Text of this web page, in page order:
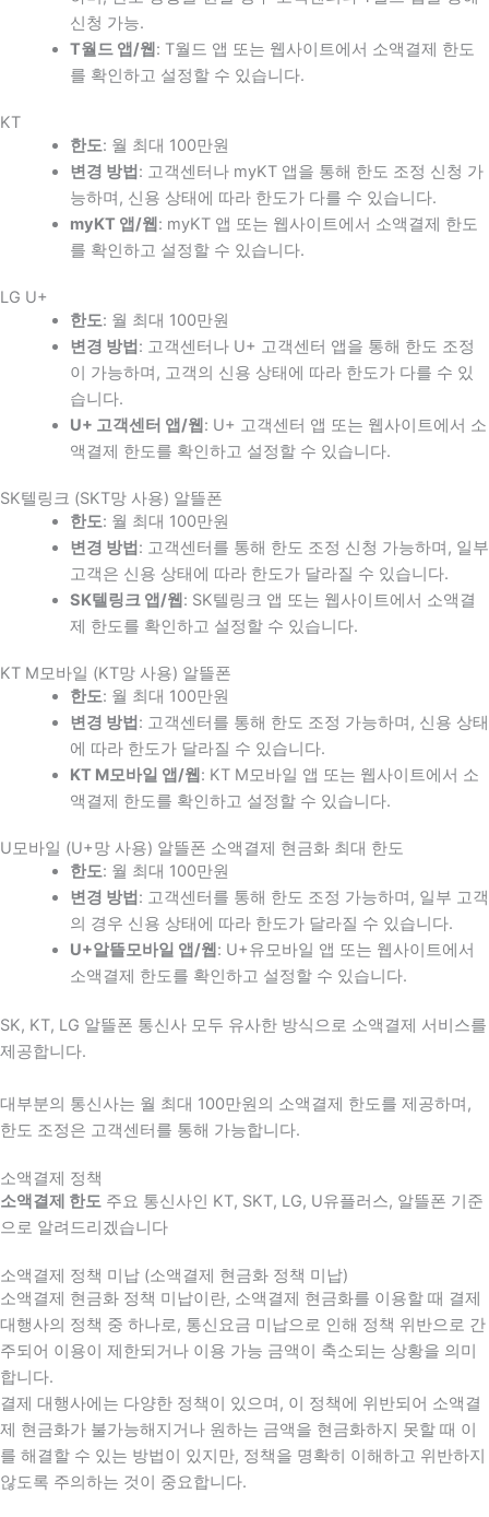
신청 가능.
T월드 앱/웹 : T월드 앱 또는 웹사이트에서 소액결제 한도
를 확인하고 설정할 수 있습니다.
KT
한도: 월 최대 100만원
변경 방법 : 고객센터나 myKT 앱을 통해 한도 조정 신청 가
능하며, 신용 상태에 따라 한도가 다를 수 있습니다.
myKT 앱/웹 : myKT 앱 또는 웹사이트에서 소액결제 한도
를 확인하고 설정할 수 있습니다.
LG U+
한도: 월 최대 100만원
변경 방법 : 고객센터나 U+ 고객센터 앱을 통해 한도 조정
이 가능하며, 고객의 신용 상태에 따라 한도가 다를 수 있
습니다.
U+ 고객센터 앱/웹 : U+ 고객센터 앱 또는 웹사이트에서 소
액결제 한도를 확인하고 설정할 수 있습니다.
SK텔링크 (SKT망 사용) 알뜰폰
한도: 월 최대 100만원
변경 방법 : 고객센터를 통해 한도 조정 신청 가능하며, 일부
고객은 신용 상태에 따라 한도가 달라질 수 있습니다.
SK텔링크 앱/웹 : SK텔링크 앱 또는 웹사이트에서 소액결
제 한도를 확인하고 설정할 수 있습니다.
KT M모바일 (KT망 사용) 알뜰폰
한도: 월 최대 100만원
변경 방법 : 고객센터를 통해 한도 조정 가능하며, 신용 상태
에 따라 한도가 달라질 수 있습니다.
KT M모바일 앱/웹 : KT M모바일 앱 또는 웹사이트에서 소
액결제 한도를 확인하고 설정할 수 있습니다.
U모바일 (U+망 사용) 알뜰폰 소액결제 현금화 최대 한도
한도: 월 최대 100만원
변경 방법 : 고객센터를 통해 한도 조정 가능하며, 일부 고객
의 경우 신용 상태에 따라 한도가 달라질 수 있습니다.
U+알뜰모바일 앱/웹 : U+유모바일 앱 또는 웹사이트에서
소액결제 한도를 확인하고 설정할 수 있습니다.
SK, KT, LG 알뜰폰 통신사 모두 유사한 방식으로 소액결제 서비스를
제공합니다.
대부분의 통신사는 월 최대 100만원의 소액결제 한도를 제공하며,
한도 조정은 고객센터를 통해 가능합니다.
소액결제 정책
소액결제 한도 주요 통신사인 KT, SKT, LG, U유플러스, 알뜰폰 기준
으로 알려드리겠습니다
소액결제 정책 미납 (소액결제 현금화 정책 미납)
소액결제 현금화 정책 미납이란, 소액결제 현금화를 이용할 때 결제
대행사의 정책 중 하나로, 통신요금 미납으로 인해 정책 위반으로 간
주되어 이용이 제한되거나 이용 가능 금액이 축소되는 상황을 의미
합니다.
결제 대행사에는 다양한 정책이 있으며, 이 정책에 위반되어 소액결
제 현금화가 불가능해지거나 원하는 금액을 현금화하지 못할 때 이
를 해결할 수 있는 방법이 있지만, 정책을 명확히 이해하고 위반하지
않도록 주의하는 것이 중요합니다.